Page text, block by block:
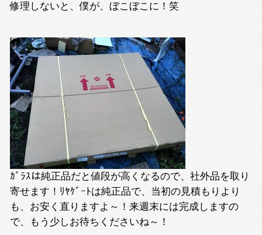
修理しないと、僕が、ぼこぼこに！笑
ｶﾞﾗｽは純正品だと値段が高くなるので、社外品を取り
寄せます！ﾘﾔｹﾞｰﾄは純正品で、当初の見積もりより
も、お安く直りますよ～！来週末には完成しますの
で、もう少しお待ちくださいね～！